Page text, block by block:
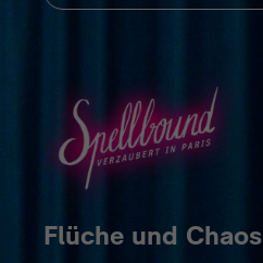
Flüche und Chaos